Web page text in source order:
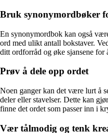
Bruk synonymordbøker
En synonymordbok kan også
ord med ulikt antall bokstaver.
ditt ordforråd og øke sjansene for
Prøv å dele opp ordet
Noen ganger kan det være lurt å
deler eller stavelser. Dette kan
finne det ordet som passer inn i
Vær tålmodig og tenk